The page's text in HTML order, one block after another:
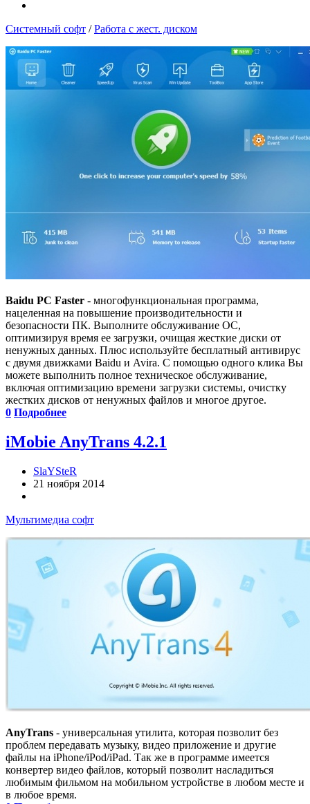
Системный софт /Работа с жест. диском
Baidu PC Faster - многофункциональная программа,
нацеленная на повышение производительности и
безопасности ПК. Выполните обслуживание ОС,
оптимизируя время ее загрузки, очищая жесткие диски от
ненужных данных. Плюс используйте бесплатный антивирус
с двумя движками Baidu и Avira. С помощью одного клика Вы
можете выполнить полное техническое обслуживание,
включая оптимизацию времени загрузки системы, очистку
жестких дисков от ненужных файлов и многое другое.
0 Подробнее
iMobie AnyTrans 4.2.1
SlaYSteR
21 ноября 2014
Мультимедиа софт
AnyTrans - универсальная утилита, которая позволит без
проблем передавать музыку, видео приложение и другие
файлы на iPhone/iPod/iPad. Так же в программе имеется
конвертер видео файлов, который позволит насладиться
любимым фильмом на мобильном устройстве в любом месте и
в любое время.